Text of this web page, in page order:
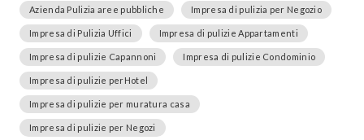
Azienda Pulizia aree pubbliche Impresa di pulizia per Negozio
Impresa di Pulizia Uffici Impresa di pulizie Appartamenti
Impresa di pulizie Capannoni Impresa di pulizie Condominio
Impresa di pulizie perHotel
Impresa di pulizie per muratura casa
Impresa di pulizie per Negozi